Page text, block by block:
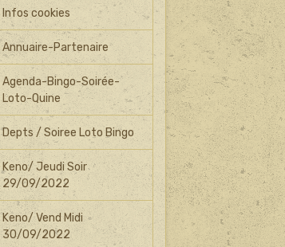
Infos cookies
Annuaire-Partenaire
Agenda-Bingo-Soirée-
Loto-Quine
Depts / Soiree Loto Bingo
Keno/ Jeudi Soir
29/09/2022
Keno/ Vend Midi
30/09/2022